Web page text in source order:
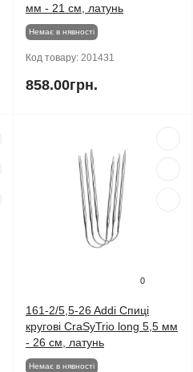
мм - 21 см, латунь
Немає в нявності
Код товару: 201431
858.00грн.
0
161-2/5,5-26 Addi Спиці
кругові CraSyTrio long 5,5 мм
- 26 см, латунь
Немає в нявності